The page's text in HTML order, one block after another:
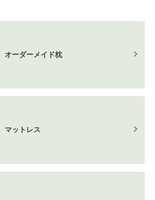
オーダーメイド枕
マットレス